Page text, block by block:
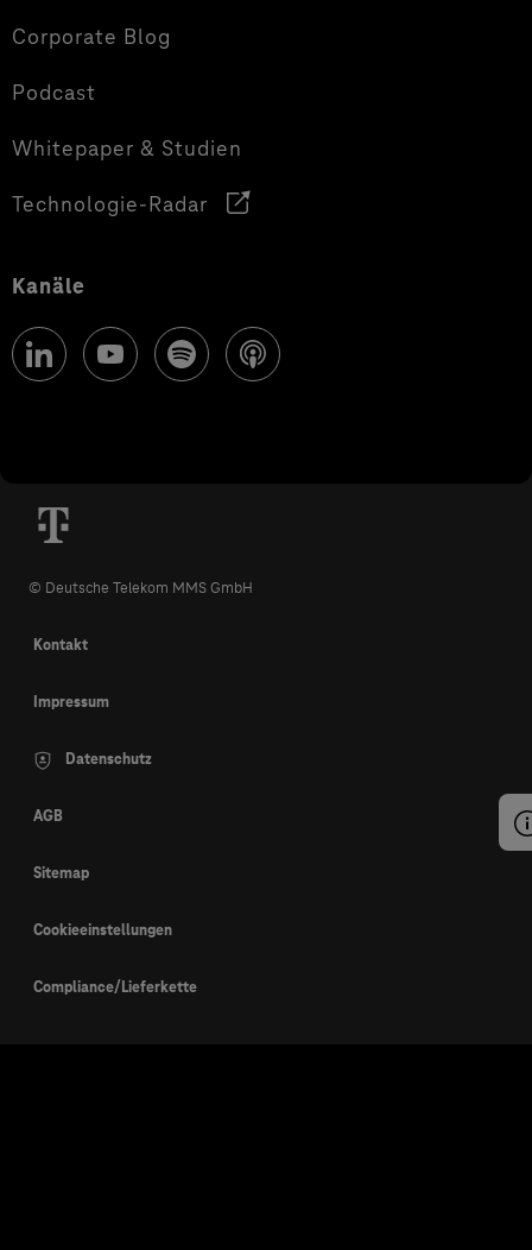
Corporate Blog
Podcast
Whitepaper & Studien
Technologie-Radar
Kanäle
© Deutsche Telekom MMS GmbH
Kontakt
Impressum
Datenschutz
AGB
Sitemap
Cookieeinstellungen
Compliance/Lieferkette